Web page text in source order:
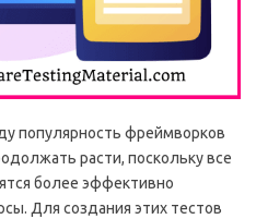
популярность фреймворков
расти, поскольку все
более эффективно
Для создания этих тестов